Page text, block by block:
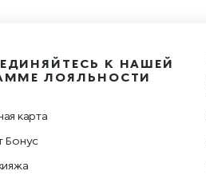
К НАШЕЙ
ЛОЯЛЬНОСТИ
карта
Бонус